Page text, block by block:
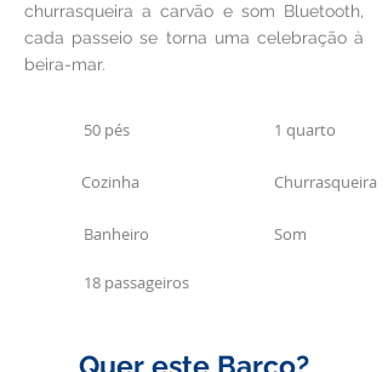
churrasqueira a carvão e som Bluetooth,
cada passeio se torna uma celebração à
beira-mar.
50 pés 1 quarto
Cozinha Churrasqueira
Banheiro
18 passageiros
Som
Quer este Barco?